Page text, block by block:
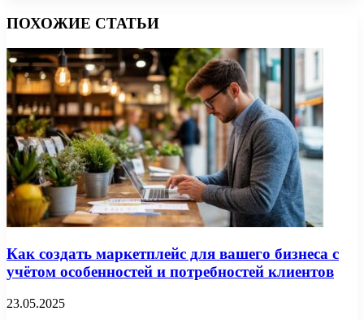
ПОХОЖИЕ СТАТЬИ
Как создать маркетплейс для вашего бизнеса с
учётом особенностей и потребностей клиентов
23.05.2025